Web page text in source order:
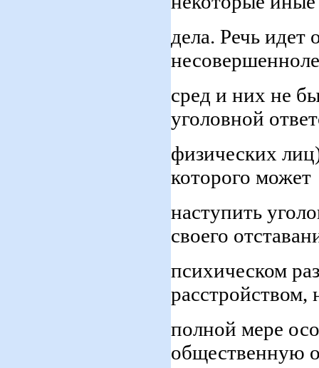
дела. Речь
сред и них не
уголовной
физических
которого может
наступить
своего
психическом
расстройством,
полной мере
общественную